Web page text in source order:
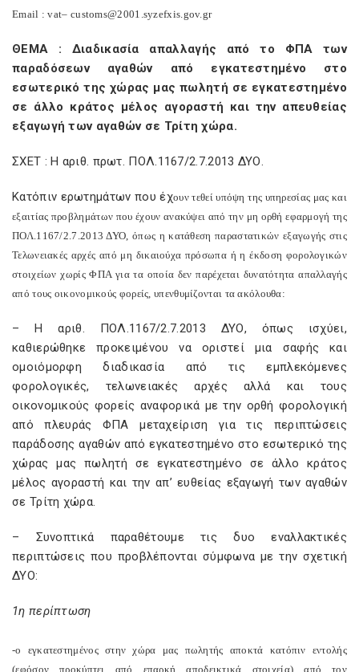
Email :vat– customs@2001.syzefxis.gov.gr
ΘΕΜΑ : Διαδικασία απαλλαγής από το ΦΠΑ των
παραδόσεων αγαθών από εγκατεστημένο στο
εσωτερικό της χώρας μας πωλητή σε εγκατεστημένο
σε άλλο κράτος μέλος αγοραστή και την απευθείας
εξαγωγή των αγαθών σε Τρίτη χώρα.
ΣΧΕΤ : Η αριθ. πρωτ. ΠΟΛ.1167/2.7.2013 ΔΥΟ.
Κατόπιν ερωτημάτων που έχoυν τεθεί υπόψη της υπηρεσίας μας και
εξαιτίας προβλημάτων που έχουν ανακύψει από την μη ορθή εφαρμογή της
ΠΟΛ.1167/2.7.2013 ΔΥΟ, όπως η κατάθεση παραστατικών εξαγωγής στις
Τελωνειακές αρχές από μη δικαιούχα πρόσωπα ή η έκδοση φορολογικών
στοιχείων χωρίς ΦΠΑ για τα οποία δεν παρέχεται δυνατότητα απαλλαγής
από τους οικονομικούς φορείς, υπενθυμίζονται τα ακόλουθα:
– Η αριθ. ΠΟΛ.1167/2.7.2013 ΔΥΟ, όπως ισχύει,
καθιερώθηκε προκειμένου να οριστεί μια σαφής και
ομοιόμορφη διαδικασία από τις εμπλεκόμενες
φορολογικές, τελωνειακές αρχές αλλά και τους
οικονομικούς φορείς αναφορικά με την ορθή φορολογική
από πλευράς ΦΠΑ μεταχείριση για τις περιπτώσεις
παράδοσης αγαθών από εγκατεστημένο στο εσωτερικό της
χώρας μας πωλητή σε εγκατεστημένο σε άλλο κράτος
μέλος αγοραστή και την απ’ ευθείας εξαγωγή των αγαθών
σε Τρίτη χώρα.
– Συνοπτικά παραθέτουμε τις δυο εναλλακτικές
περιπτώσεις που προβλέπονται σύμφωνα με την σχετική
ΔΥΟ:
1η περίπτωση
-ο εγκατεστημένος στην χώρα μας πωλητής αποκτά κατόπιν εντολής
(εφόσον προκύπτει από επαρκή αποδεικτικά στοιχεία) από τον